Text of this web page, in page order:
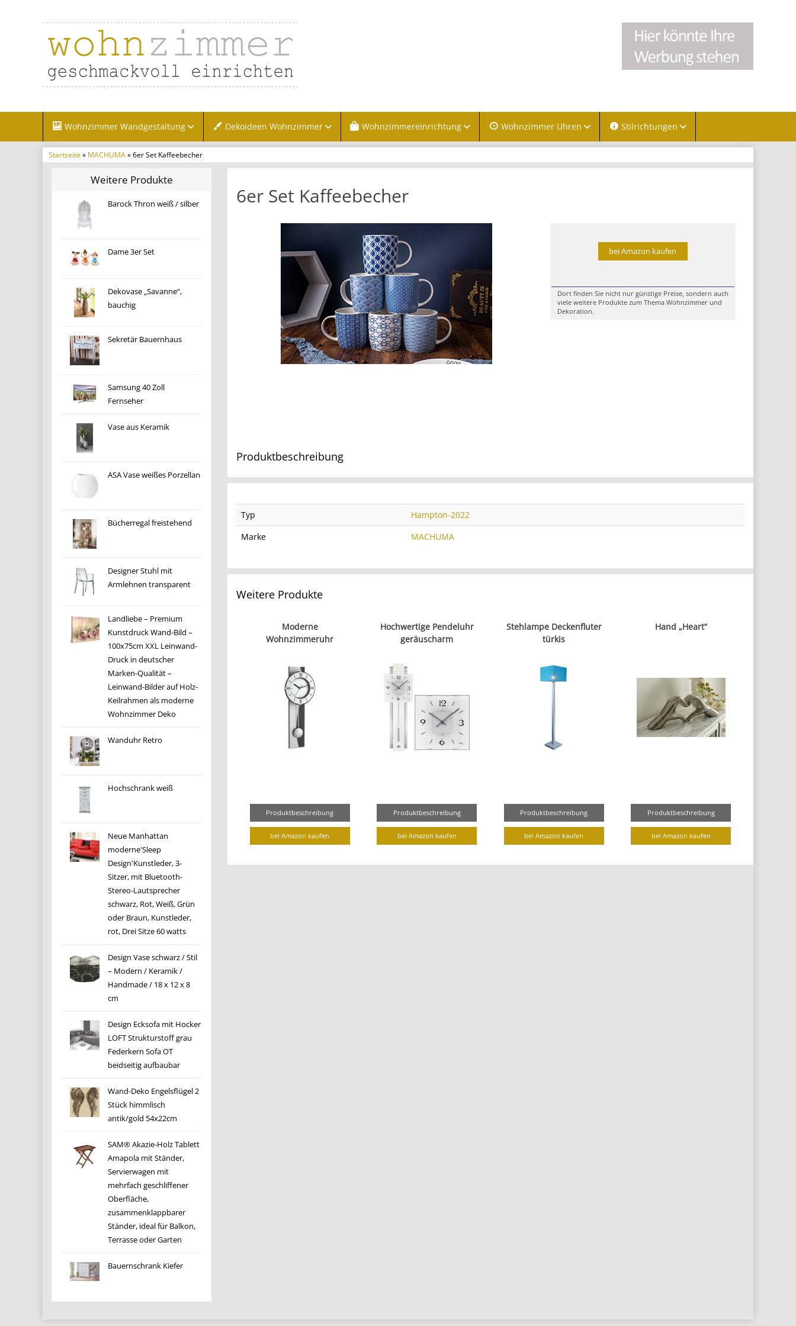
Wohnzimmer Wandgestaltung Dekoideen Wohnzimmer Wohnzimmereinrichtung Wohnzimmer Uhren Stilrichtungen
Startseite» MACHUMA » 6er Set Kaffeebecher
Weitere Produkte
Barock Thron weiß / silber
Dame 3er Set
Dekovase „Savanne“,
bauchig
Sekretär Bauernhaus
Samsung 40 Zoll
Fernseher
Vase aus Keramik
ASA Vase weißes Porzellan
Bücherregal freistehend
Designer Stuhl mit
Armlehnen transparent
Landliebe – Premium
Kunstdruck Wand-Bild –
100x75cm XXL Leinwand-
Druck in deutscher
Marken-Qualität –
Leinwand-Bilder auf Holz-
Keilrahmen als moderne
Wohnzimmer Deko
Wanduhr Retro
Hochschrank weiß
Neue Manhattan
moderne'Sleep
Design'Kunstleder, 3-
Sitzer, mit Bluetooth-
Stereo-Lautsprecher
schwarz, Rot, Weiß, Grün
oder Braun, Kunstleder,
rot, Drei Sitze 60 watts
Design Vase schwarz / Stil
– Modern / Keramik /
Handmade / 18 x 12 x 8
cm
Design Ecksofa mit Hocker
LOFT Strukturstoff grau
Federkern Sofa OT
beidseitig aufbaubar
Wand-Deko Engelsflügel 2
Stück himmlisch
antik/gold 54x22cm
SAM® Akazie-Holz Tablett
Amapola mit Ständer,
Servierwagen mit
mehrfach geschliffener
Oberfläche,
zusammenklappbarer
Ständer, ideal für Balkon,
Terrasse oder Garten
Bauernschrank Kiefer
6er Set Kaffeebecher
bei Amazon kaufen
Dort finden Sie nicht nur günstige Preise, sondern auch
viele weitere Produkte zum Thema Wohnzimmer und
Dekoration.
Produktbeschreibung
Typ
Hampton-2022
Marke
MACHUMA
Weitere Produkte
Moderne
Wohnzimmeruhr
Produktbeschreibung
bei Amazon kaufen
Hochwertige Pendeluhr
geräuscharm
Produktbeschreibung
bei Amazon kaufen
Stehlampe Deckenfluter
türkis
Produktbeschreibung
bei Amazon kaufen
Hand „Heart“
Produktbeschreibung
bei Amazon kaufen